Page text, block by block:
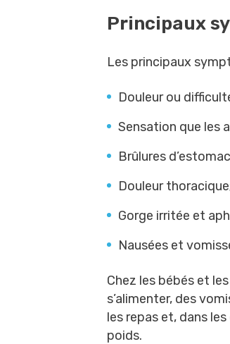
Principaux
Les principaux
Douleur ou
Sensation que les
Brûlures
Douleur
Gorge irritée et
Nausées et
Chez les bébés et
s’alimenter, des
les repas et, dans
poids.